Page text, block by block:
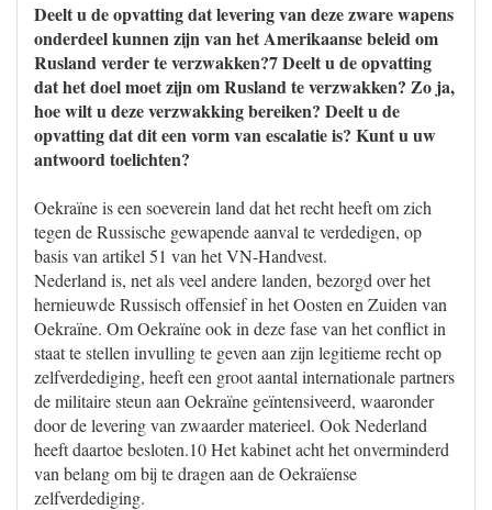
Deelt u de opvatting dat levering van deze zware wapens
onderdeel kunnen zijn van het Amerikaanse beleid om
Rusland verder te verzwakken?7 Deelt u de opvatting
dat het doel moet zijn om Rusland te verzwakken? Zo ja,
hoe wilt u deze verzwakking bereiken? Deelt u de
opvatting dat dit een vorm van escalatie is? Kunt u uw
antwoord toelichten?
Oekraïne is een soeverein land dat het recht heeft om zich
tegen de Russische gewapende aanval te verdedigen, op
basis van artikel 51 van het VN-Handvest.
Nederland is, net als veel andere landen, bezorgd over het
hernieuwde Russisch offensief in het Oosten en Zuiden van
Oekraïne. Om Oekraïne ook in deze fase van het conflict in
staat te stellen invulling te geven aan zijn legitieme recht op
zelfverdediging, heeft een groot aantal internationale partners
de militaire steun aan Oekraïne geïntensiveerd, waaronder
door de levering van zwaarder materieel. Ook Nederland
heeft daartoe besloten.10 Het kabinet acht het onverminderd
van belang om bij te dragen aan de Oekraïense
zelfverdediging.